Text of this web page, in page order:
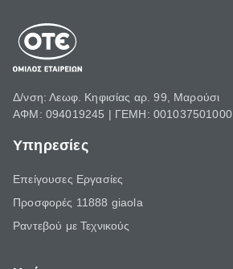
Δ/νση: Λεωφ. Κηφισίας αρ. 99, Μαρούσι
ΑΦΜ: 094019245 | ΓΕΜΗ: 001037501000
Υπηρεσίες
Επείγουσες Εργασίες
Προσφορές 11888 giaola
Ραντεβού με Τεχνικούς